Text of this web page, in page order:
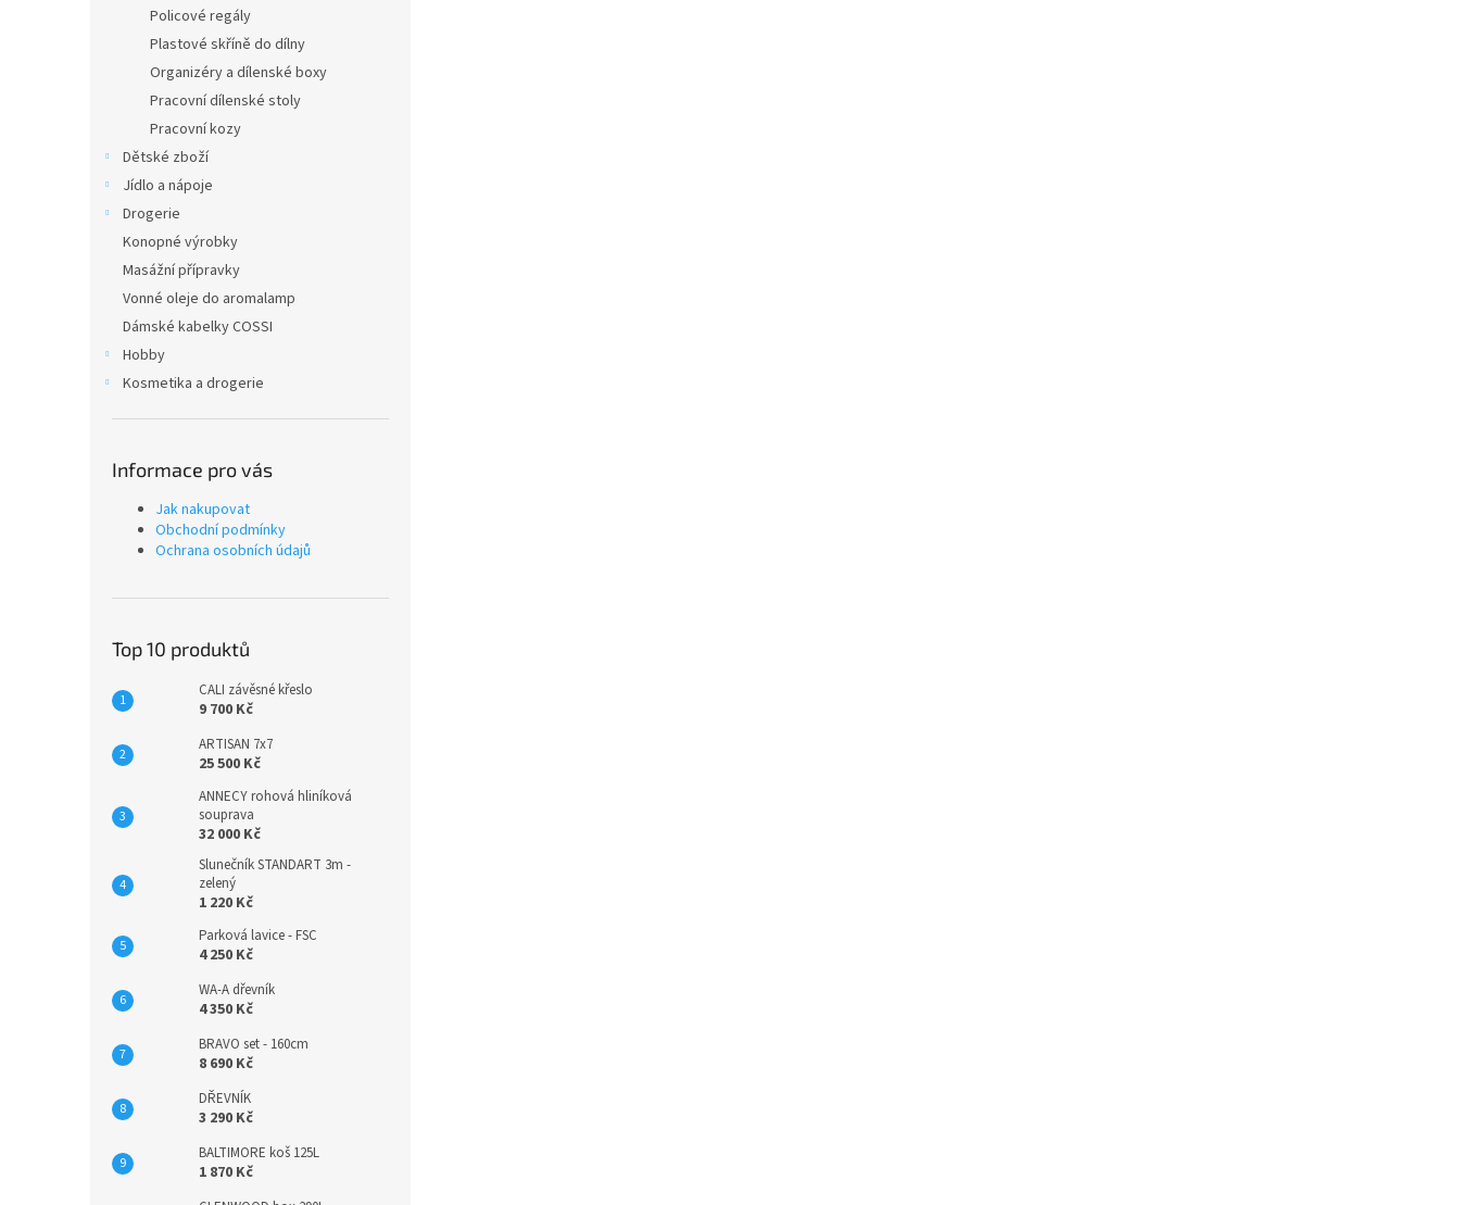
Policové regály
Plastové skříně do dílny
Organizéry a dílenské boxy
Pracovní dílenské stoly
Pracovní kozy
Dětské zboží
Jídlo a nápoje
Drogerie
Konopné výrobky
Masážní přípravky
Vonné oleje do aromalamp
Dámské kabelky COSSI
Hobby
Kosmetika a drogerie
Informace pro vás
Jak nakupovat
Obchodní podmínky
Ochrana osobních údajů
Top 10 produktů
CALI závěsné křeslo
9 700 Kč
ARTISAN 7x7
25 500 Kč
ANNECY rohová hliníková
souprava
32 000 Kč
Slunečník STANDART 3m -
zelený
1 220 Kč
Parková lavice - FSC
4 250 Kč
WA-A dřevník
4 350 Kč
BRAVO set - 160cm
8 690 Kč
DŘEVNÍK
3 290 Kč
BALTIMORE koš 125L
1 870 Kč